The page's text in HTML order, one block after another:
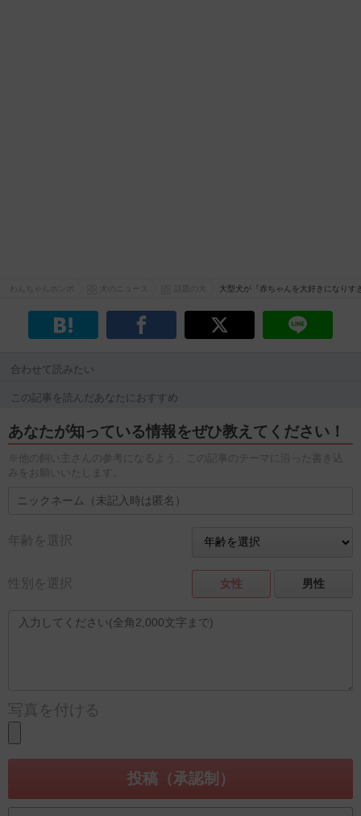
大型犬が『赤ちゃんを大好きになり
合わせて読みたい
この記事を読んだあなたにおすすめ
あなたが知っている情報をぜひ教えてください！
※他の飼い主さんの参考になるよう、この記事のテーマに沿った書き込
みをお願いいたします。
年齢を選択
性別を選択 女性 男性
写真を付ける